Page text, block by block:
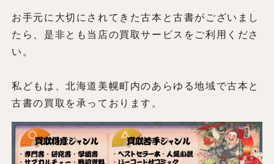
お手元に大切にされてきた古本と古書がございまし
たら、是非とも当店の買取サービスをご利用くださ
い。
私どもは、北海道美幌町内のあらゆる地域で古本と
古書の買取を承っております。